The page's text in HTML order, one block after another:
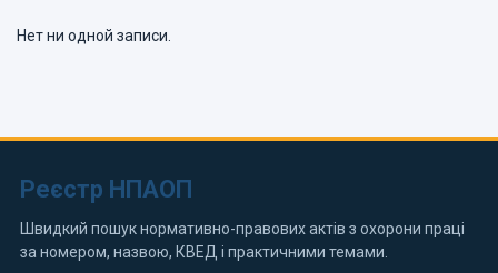
Нет ни одной записи.
Реєстр НПАОП
Швидкий пошук нормативно-правових актів з охорони праці
за номером, назвою, КВЕД і практичними темами.